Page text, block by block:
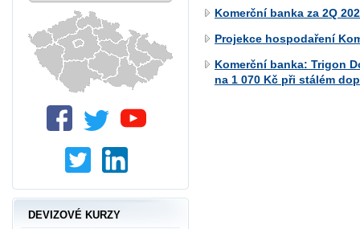
Komerční banka za 2Q
Projekce hospodaření
Komerční banka: Trigon
na 1 070 Kč při stálém
DEVIZOVÉ KURZY